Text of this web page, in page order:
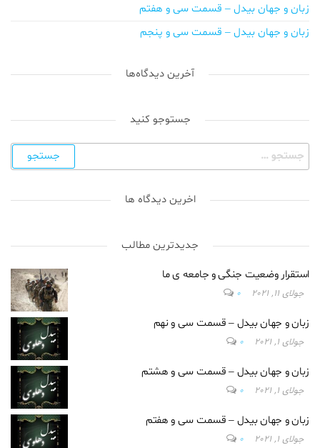
زبان و جهان بیدل – قسمت سی و هفتم
زبان و جهان بیدل – قسمت سی و پنجم
آخرین دیدگاه‌ها
جستوجو کنید
اخرین دیدگاه ها
جدیدترین مطالب
استقرار وضعیت جنگی و جامعه ی ما
جولای 11, 2021 0
زبان و جهان بیدل – قسمت سی و نهم
جولای 1, 2021 0
زبان و جهان بیدل – قسمت سی و هشتم
جولای 1, 2021 0
زبان و جهان بیدل – قسمت سی و هفتم
جولای 1, 2021 0